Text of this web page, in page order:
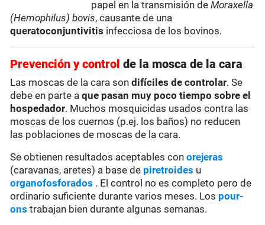
papel en la transmisión deMoraxella
(Hemophilus) bovis, causante de una
queratoconjuntivitis infecciosa de los bovinos.
Prevención y controlde la mosca de la cara
Las moscas de la cara sondifíciles de controlar. Se
debe en parte aque pasan muy poco tiempo sobre el
hospedador. Muchos mosquicidas usados contra las
moscas de los cuernos (p.ej. los baños) no reducen
las poblaciones de moscas de la cara.
Se obtienen resultados aceptables conorejeras
(caravanas, aretes) a base de piretroides u
organofosforados . El control no es completo pero de
ordinario suficiente durante varios meses. Los pour-
ons trabajan bien durante algunas semanas.